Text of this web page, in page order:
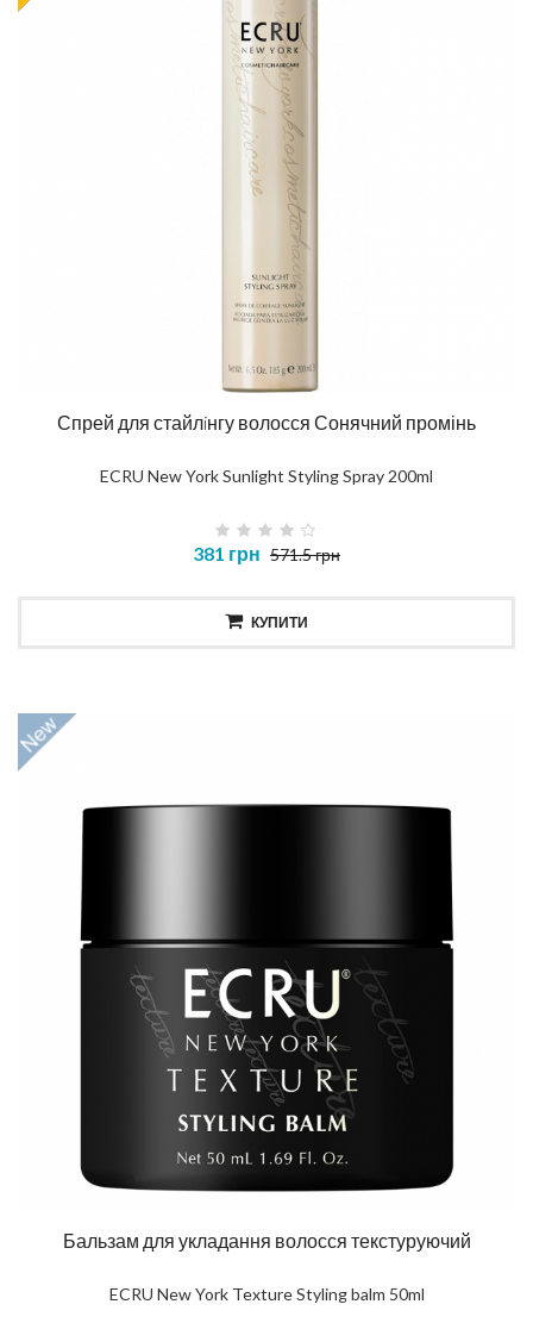
Спрей для стайлiнгу волосся Сонячний промінь
ECRU New York Sunlight Styling Spray 200ml
381 грн 571.5 грн
КУПИТИ
Бальзам для укладання волосся текстуруючий
ECRU New York Texture Styling balm 50ml